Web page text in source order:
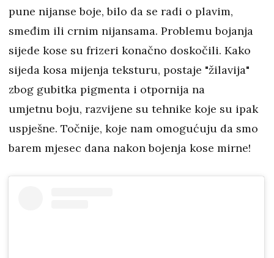
pune nijanse boje, bilo da se radi o plavim,
smeđim ili crnim nijansama. Problemu bojanja
sijede kose su frizeri konačno doskočili. Kako
sijeda kosa mijenja teksturu, postaje "žilavija"
zbog gubitka pigmenta i otpornija na
umjetnu boju, razvijene su tehnike koje su ipak
uspješne. Točnije, koje nam omogućuju da smo
barem mjesec dana nakon bojenja kose mirne!